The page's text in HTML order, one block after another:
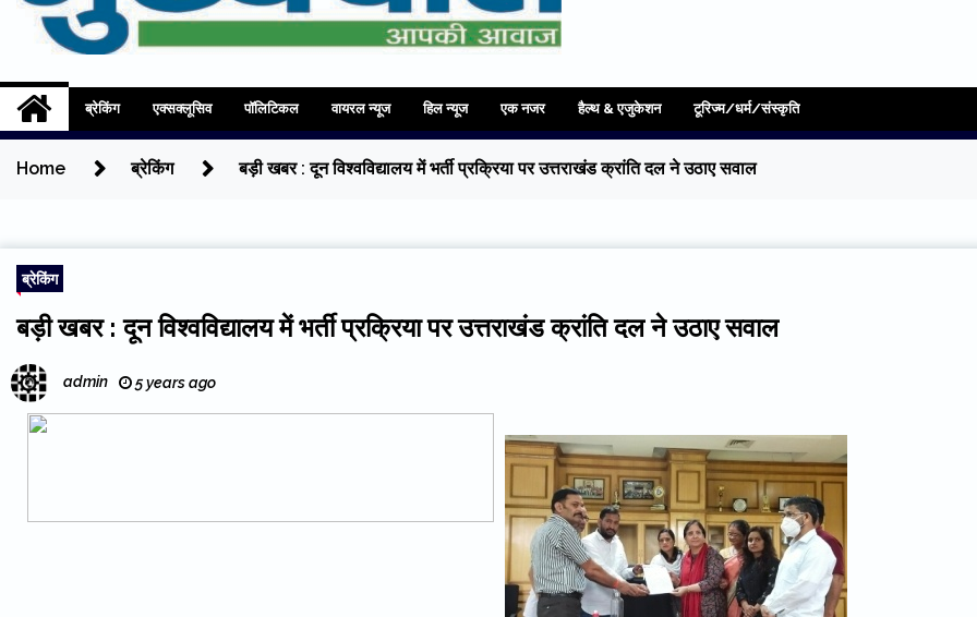
Mukhyadhara
Aapki Aawaz
ब्रेकिंग एक्सक्लूसिव पॉलिटिकल वायरल न्यूज हिल न्यूज एक नजर हैल्थ & एजुकेशन टूरिज्म/धर्म/संस्कृति
Home ब्रेकिंग बड़ी खबर : दून विश्वविद्यालय में भर्ती प्रक्रिया पर उत्तराखंड क्रांति दल ने उठाए सवाल
ब्रेकिंग
बड़ी खबर : दून विश्वविद्यालय में भर्ती प्रक्रिया पर उत्तराखंड क्रांति दल ने उठाए सवाल
admin 5 years ago